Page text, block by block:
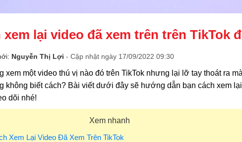
xem lại video đã xem trên trên TikTok
Nguyễn Thị Lợi - Cập nhật ngày 17/09/2022 09:30
xem một video thú vị nào đó trên TikTok nhưng lại lỡ tay thoát ra
không biết cách? Bài viết dưới đây sẽ hướng dẫn bạn cách xem
dõi nhé!
Xem nhanh
Xem Lại Video Đã Xem Trên TikTok